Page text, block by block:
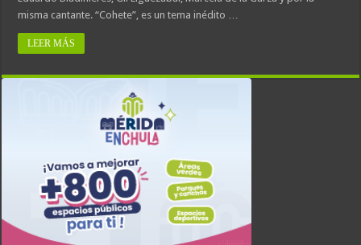
misma cantante. “Cohete”, es un tema inédito …
LEER MÁS